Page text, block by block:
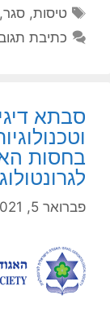
תגיות
טיסות,סגר,
כתיבת
סבתא
בחסות
פברואר 5, 2021